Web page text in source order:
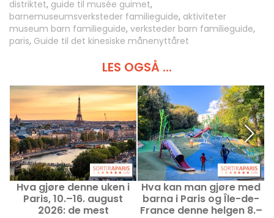
distriktet, guide til musée guimet,
barnemuseumsverksteder familieguide, aktiviteter
museum barn familieguide, verksteder barn familieguide,
paris, Guide til det kinesiske månenyttåret
LES OGSÅ ...
Hva gjøre denne uken i
Paris, 10.–16. august
2026: de mest
Hva kan man gjøre med
barna i Paris og Île-de-
France denne helgen 8.–